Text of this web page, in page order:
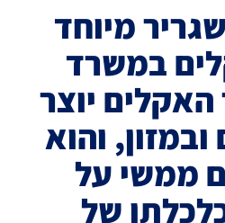
מיוחד
במשרד
יוצר
והוא
ממשי על
של